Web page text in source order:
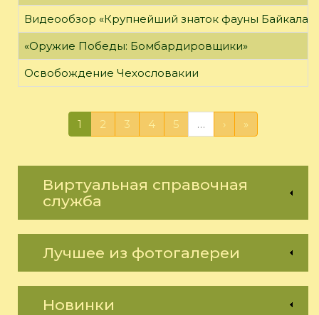
Видеообзор «Крупнейший знаток фауны Байкала»
«Оружие Победы: Бомбардировщики»
Освобождение Чехословакии
1 2 3 4 5 … › »
Виртуальная справочная
служба
Лучшее из фотогалереи
Новинки